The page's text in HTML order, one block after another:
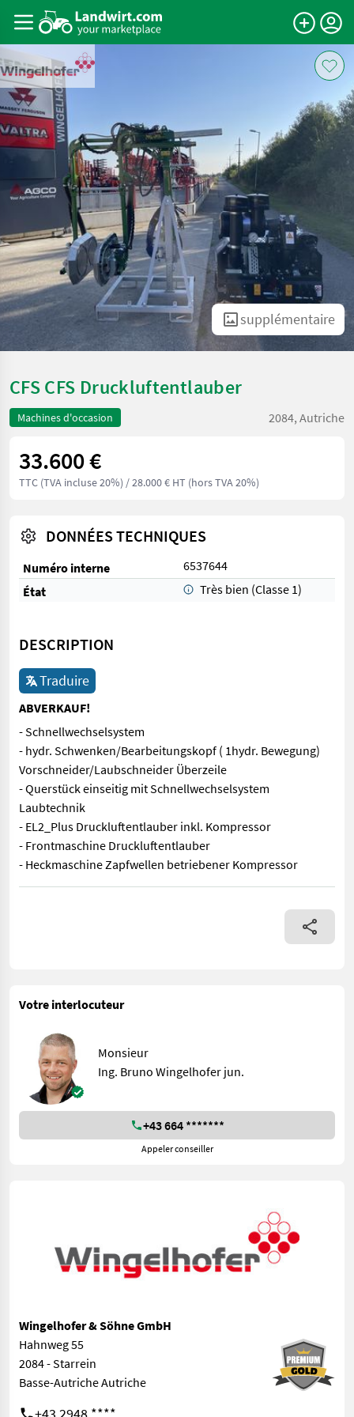
supplémentaire
CFS CFS Druckluftentlauber
Machines d'occasion 2084, Autriche
33.600 €
TTC (TVA incluse 20%) / 28.000 € HT (hors TVA 20%)
DONNÉES TECHNIQUES
Numéro interne
6537644
État
Très bien (Classe 1)
DESCRIPTION
Traduire
ABVERKAUF!
- Schnellwechselsystem
- hydr. Schwenken/Bearbeitungskopf ( 1hydr. Bewegung)
Vorschneider/Laubschneider Überzeile
- Querstück einseitig mit Schnellwechselsystem
Laubtechnik
- EL2_Plus Druckluftentlauber inkl. Kompressor
- Frontmaschine Druckluftentlauber
- Heckmaschine Zapfwellen betriebener Kompressor
- Schnellwechselsystem - hydr. Schwenken/
Votre interlocuteur
Monsieur
Ing. Bruno Wingelhofer jun.
+43 664 *******
Appeler conseiller
Wingelhofer & Söhne GmbH
Hahnweg 55
2084 - Starrein
Basse-Autriche Autriche
+43 2948 ****